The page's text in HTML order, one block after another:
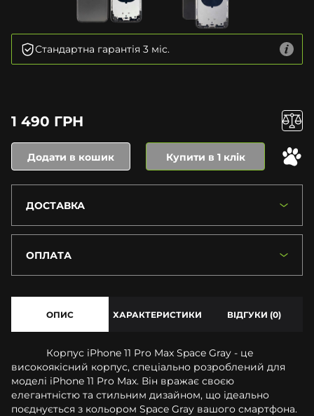
Стандартна гарантія 3 міс.
1 490 ГРН
Додати в кошик Купити в 1 клік
ДОСТАВКА
ОПЛАТА
ОПИС ХАРАКТЕРИСТИКИ ВІДГУКИ (0)
Корпус iPhone 11 Pro Max Space Gray - це
високоякісний корпус, спеціально розроблений для
моделі iPhone 11 Pro Max. Він вражає своєю
елегантністю та стильним дизайном, що ідеально
поєднується з кольором Space Gray вашого смартфона.